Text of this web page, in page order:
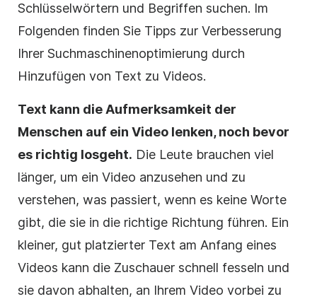
Schlüsselwörtern und Begriffen suchen. Im
Folgenden finden Sie Tipps zur Verbesserung
Ihrer Suchmaschinenoptimierung durch
Hinzufügen von Text zu Videos.
Text kann die Aufmerksamkeit der
Menschen auf ein Video lenken, noch bevor
es richtig losgeht. Die Leute brauchen viel
länger, um ein Video anzusehen und zu
verstehen, was passiert, wenn es keine Worte
gibt, die sie in die richtige Richtung führen. Ein
kleiner, gut platzierter Text am Anfang eines
Videos kann die Zuschauer schnell fesseln und
sie davon abhalten, an Ihrem Video vorbei zu